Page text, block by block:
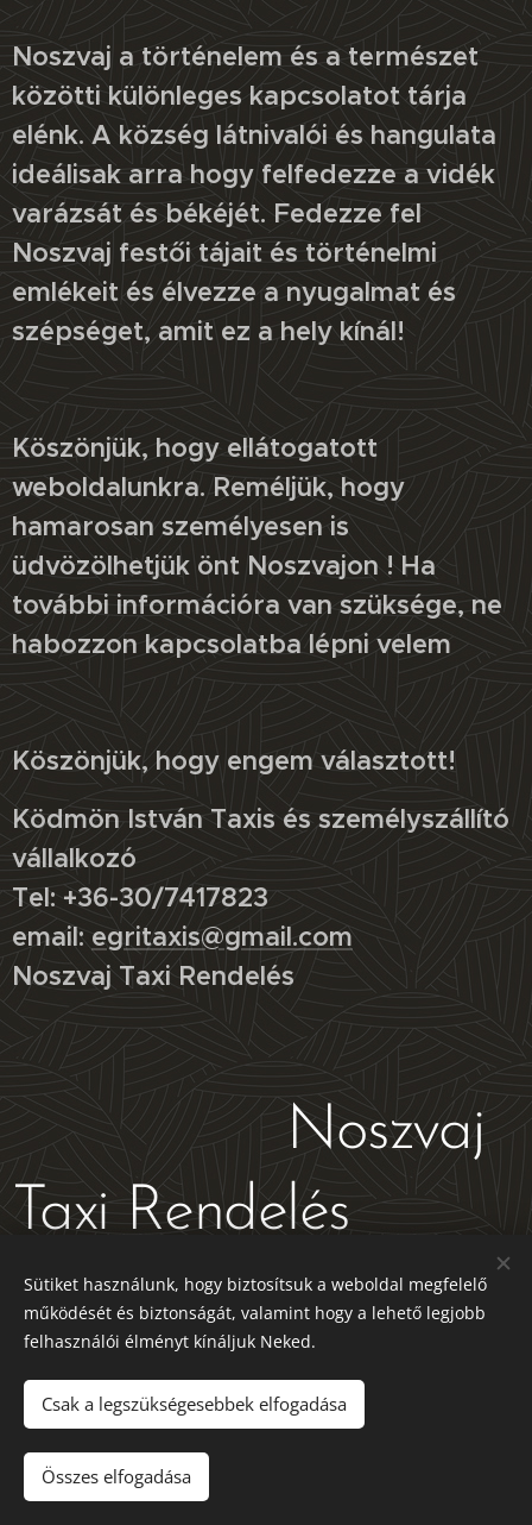
Noszvaj a történelem és a természet
közötti különleges kapcsolatot tárja
elénk. A község látnivalói és hangulata
ideálisak arra hogy felfedezze a vidék
varázsát és békéjét. Fedezze fel
Noszvaj festői tájait és történelmi
emlékeit és élvezze a nyugalmat és
szépséget, amit ez a hely kínál!
Köszönjük, hogy ellátogatott
weboldalunkra. Reméljük, hogy
hamarosan személyesen is
üdvözölhetjük önt Noszvajon ! Ha
további információra van szüksége, ne
habozzon kapcsolatba lépni velem
Köszönjük, hogy engem választott!
Ködmön István Taxis és személyszállító
vállalkozó
Tel: +36-30/7417823
email:egritaxis@gmail.com
Noszvaj Taxi Rendelés
Noszvaj
Taxi Rendelés
© 2024 Webnode AG. All rights reserved
Az oldalt a
Sütiket használunk, hogy biztosítsuk a weboldal megfelelő
működését és biztonságát, valamint hogy a lehető legjobb
felhasználói élményt kínáljuk Neked.
Csak a legszükségesebbek elfogadása
Összes elfogadása